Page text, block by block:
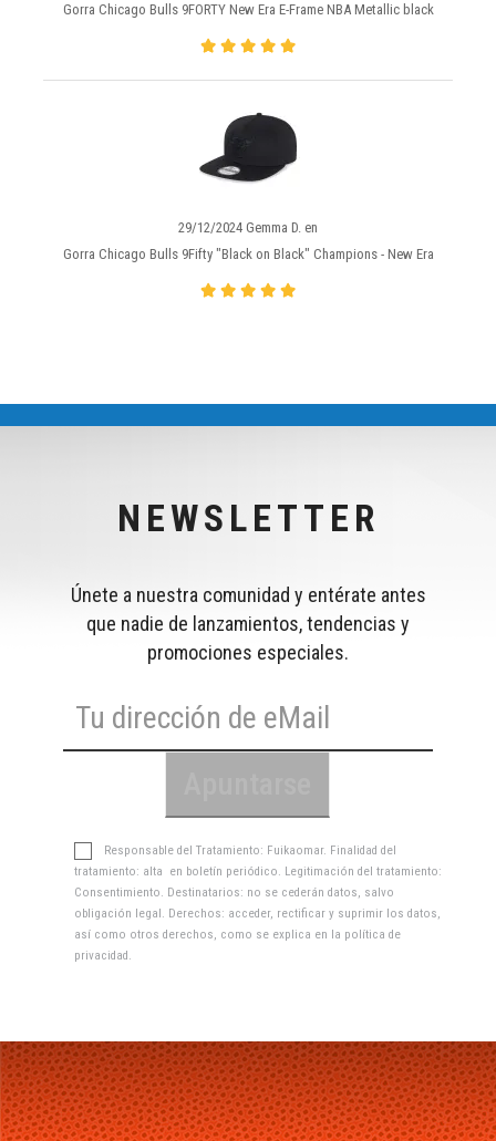
Gorra Chicago Bulls 9FORTY New Era E-Frame NBA Metallic black
29/12/2024 Gemma D. en
Gorra Chicago Bulls 9Fifty "Black on Black" Champions - New Era
NEWSLETTER
Únete a nuestra comunidad y entérate antes
que nadie de lanzamientos, tendencias y
promociones especiales.
Responsable del Tratamiento: Fuikaomar. Finalidad del
tratamiento: alta en boletín periódico. Legitimación del tratamiento:
Consentimiento. Destinatarios: no se cederán datos, salvo
obligación legal. Derechos: acceder, rectificar y suprimir los datos,
así como otros derechos, como se explica en la política de
privacidad.